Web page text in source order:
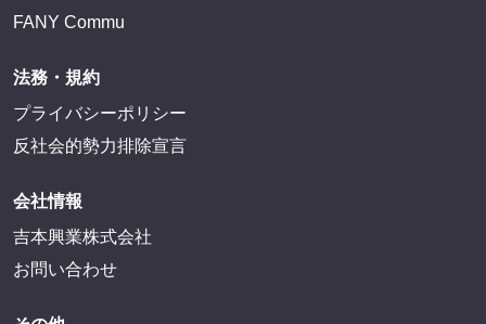
FANY Commu
法務・規約
プライバシーポリシー
反社会的勢力排除宣言
会社情報
吉本興業株式会社
お問い合わせ